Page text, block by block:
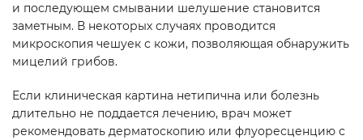
и последующем смывании шелушение становится
заметным. В некоторых случаях проводится
микроскопия чешуек с кожи, позволяющая обнаружить
мицелий грибов.
Если клиническая картина нетипична или болезнь
длительно не поддается лечению, врач может
рекомендовать дерматоскопию или флуоресценцию с